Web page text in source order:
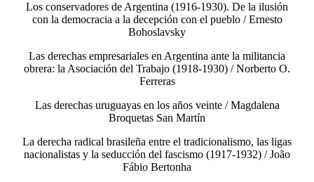
Los conservadores de Argentina (1916-1930). De la ilusión
con la democracia a la decepción con el pueblo / Ernesto
Bohoslavsky
Las derechas empresariales en Argentina ante la militancia
obrera: la Asociación del Trabajo (1918-1930) / Norberto O.
Ferreras
Las derechas uruguayas en los años veinte / Magdalena
Broquetas San Martín
La derecha radical brasileña entre el tradicionalismo, las ligas
nacionalistas y la seducción del fascismo (1917-1932) / João
Fábio Bertonha